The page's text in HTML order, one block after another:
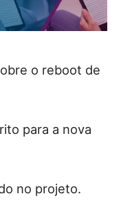
o reboot de
para a nova
no projeto.